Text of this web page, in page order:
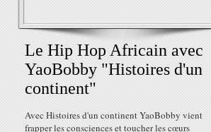
Le Hip Hop Africain avec
YaoBobby "Histoires d'un
continent"
Avec Histoires d'un continent YaoBobby vient
frapper les consciences et toucher les cœurs